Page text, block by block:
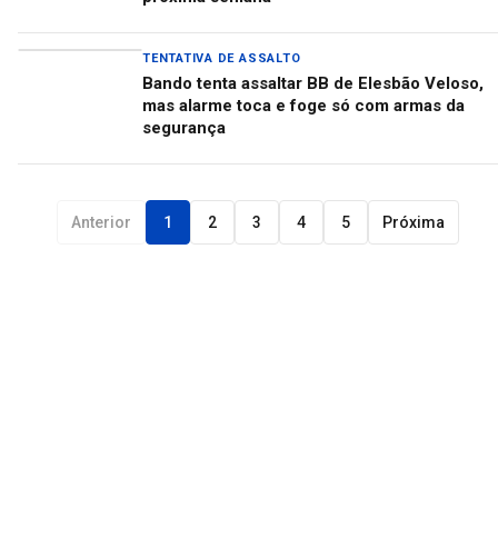
TENTATIVA DE ASSALTO
Bando tenta assaltar BB de Elesbão Veloso,
mas alarme toca e foge só com armas da
segurança
Anterior 1 2 3 4 5 Próxima